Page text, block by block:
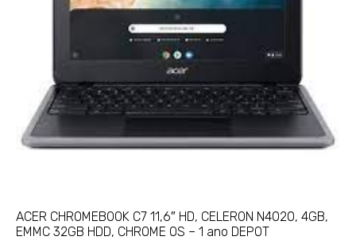
ACER CHROMEBOOK C7 11,6″ HD, CELERON N4020, 4GB,
EMMC 32GB HDD, CHROME OS – 1 ano DEPOT